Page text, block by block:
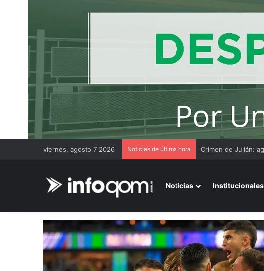
viernes, agosto 7 2026 Noticias de última hora
Noticias Institucionales